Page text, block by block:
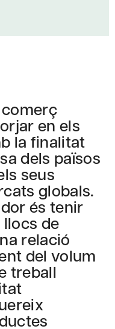
en els
la finalitat
dels països
seus
globals.
és tenir
de
relació
del volum
treball